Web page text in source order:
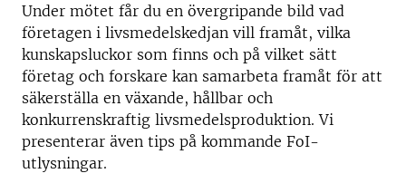
Under mötet får du en övergripande bild vad
företagen i livsmedelskedjan vill framåt, vilka
kunskapsluckor som finns och på vilket sätt
företag och forskare kan samarbeta framåt för att
säkerställa en växande, hållbar och
konkurrenskraftig livsmedelsproduktion. Vi
presenterar även tips på kommande FoI-
utlysningar.